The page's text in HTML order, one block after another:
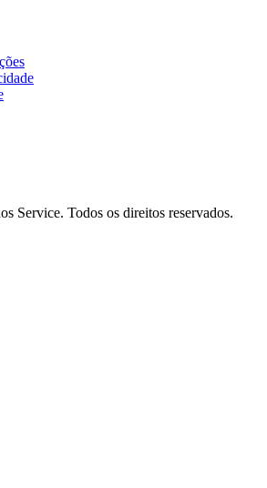
Service. Todos os direitos reservados.